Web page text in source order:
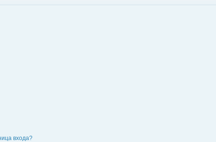
входа?